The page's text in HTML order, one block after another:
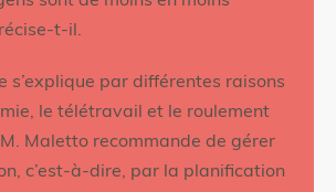
t-il.
s’explique par différentes raisons
le télétravail et le roulement
Maletto recommande de gérer
c’est-à-dire, par la planification